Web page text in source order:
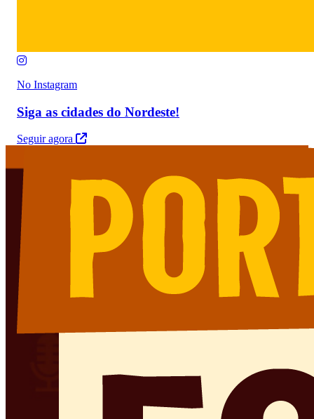
No Instagram
Siga as cidades do Nordeste!
Seguir agora